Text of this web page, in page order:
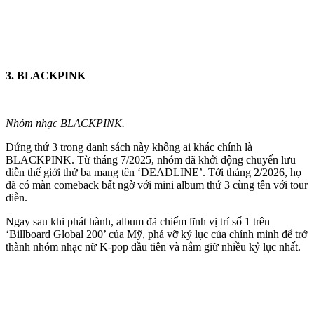
3. BLACKPINK
Nhóm nhạc BLACKPINK.
Đứng thứ 3 trong danh sách này không ai khác chính là
BLACKPINK. Từ tháng 7/2025, nhóm đã khởi động chuyến lưu
diễn thế giới thứ ba mang tên ‘DEADLINE’. Tới tháng 2/2026, họ
đã có màn comeback bất ngờ với mini album thứ 3 cùng tên với tour
diễn.
Ngay sau khi phát hành, album đã chiếm lĩnh vị trí số 1 trên
‘Billboard Global 200’ của Mỹ, phá vỡ kỷ lục của chính mình để trở
thành nhóm nhạc nữ K-pop đầu tiên và nắm giữ nhiều kỷ lục nhất.